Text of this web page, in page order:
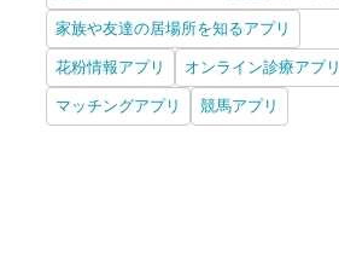
家族や友達の居場所を知るアプリ
花粉情報アプリ オンライン診療アプリ
マッチングアプリ 競馬アプリ